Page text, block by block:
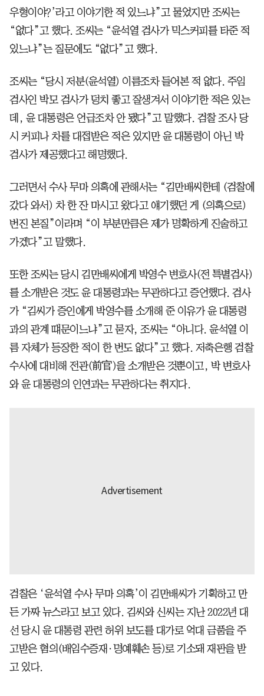
우형이야?’라고 이야기한 적 있느냐”고 물었지만 조씨는
“없다”고 했다. 조씨는 “윤석열 검사가 믹스커피를 타준 적
있느냐”는 질문에도 “없다”고 했다.
조씨는 “당시 저분(윤석열) 이름조차 들어본 적 없다. 주임
검사인 박모 검사가 덩치 좋고 잘생겨서 이야기한 적은 있는
데, 윤 대통령은 언급조차 안 됐다”고 말했다. 검찰 조사 당
시 커피나 차를 대접받은 적은 있지만 윤 대통령이 아닌 박
검사가 제공했다고 해명했다.
그러면서 수사 무마 의혹에 관해서는 “김만배씨한테 (검찰에
갔다 와서) 차 한 잔 마시고 왔다고 얘기했던 게 (의혹으로)
번진 본질”이라며 “이 부분만큼은 제가 명확하게 진술하고
가겠다”고 말했다.
또한 조씨는 당시 김만배씨에게 박영수 변호사(전 특별검사)
를 소개받은 것도 윤 대통령과는 무관하다고 증언했다. 검사
가 “김씨가 증인에게 박영수를 소개해 준 이유가 윤 대통령
과의 관계 떄문이느냐”고 묻자, 조씨는 “아니다. 윤석열 이
름 자체가 등장한 적이 한 번도 없다”고 했다. 저축은행 검찰
수사에 대비해 전관(前官)을 소개받은 것뿐이고, 박 변호사
와 윤 대통령의 인연과는 무관하다는 취지다.
검찰은 ‘윤석열 수사 무마 의혹’이 김만배씨가 기획하고 만
든 가짜 뉴스라고 보고 있다. 김씨와 신씨는 지난 2022년 대
선 당시 윤 대통령 관련 허위 보도를 대가로 억대 금품을 주
고받은 혐의(배임수증재·명예훼손 등)로 기소돼 재판을 받
고 있다.